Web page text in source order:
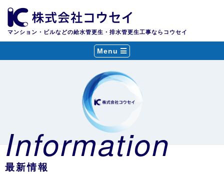
マンション・ビルなどの給水管更生・排水管更生工事ならコウセイ
Menu
Information
最新情報